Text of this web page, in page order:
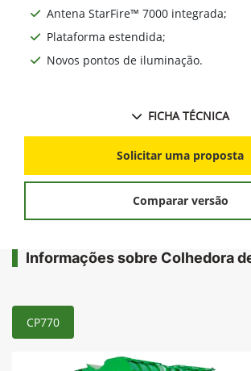
Antena StarFire™ 7000 integrada;
Plataforma estendida;
Novos pontos de iluminação.
FICHA TÉCNICA
Solicitar uma proposta
Comparar versão
Informações sobre Colhedora
CP770